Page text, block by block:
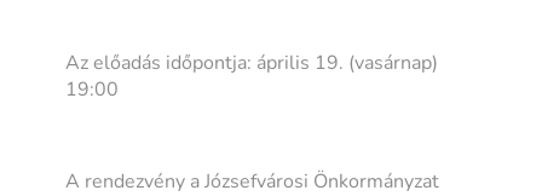
Az előadás időpontja: április 19. (vasárnap)
19:00
A rendezvény a Józsefvárosi Önkormányzat